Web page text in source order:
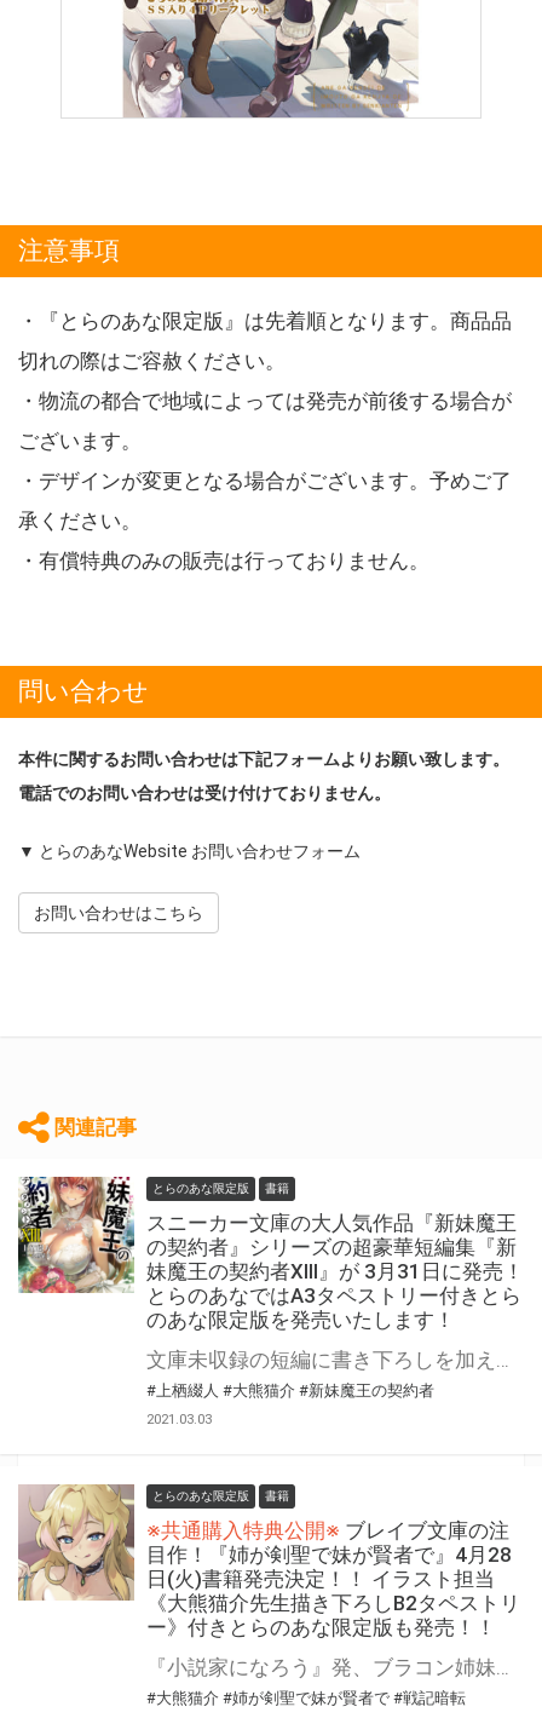
注意事項
・『とらのあな限定版』は先着順となります。商品品
切れの際はご容赦ください。
・物流の都合で地域によっては発売が前後する場合が
ございます。
・デザインが変更となる場合がございます。予めご了
承ください。
・有償特典のみの販売は行っておりません。
問い合わせ
本件に関するお問い合わせは下記フォームよりお願い致します。
電話でのお問い合わせは受け付けておりません。
▼ とらのあなWebsite お問い合わせフォーム
お問い合わせはこちら
関連記事
とらのあな限定版 書籍
スニーカー文庫の大人気作品『新妹魔王
の契約者』シリーズの超豪華短編集『新
妹魔王の契約者XIII』が 3月31日に発売！
とらのあなではA3タペストリー付きとら
のあな限定版を発売いたします！
文庫未収録の短編に書き下ろしを加えた、新妹ファン垂涎の短編集! スニーカー文庫の大人気作品『新妹魔王の契約者』シリーズの超豪華短編集『新妹魔王の契約者XIII』が3月31日に発売！ とらのあなでは発売を記念して口絵イラストを使用したA3タペストリー付きの限定版を発売いたします。 とらのあな限定版の数は限られていますので是非お早めにお求めください！
#上栖綴人 #大熊猫介 #新妹魔王の契約者
2021.03.03
とらのあな限定版 書籍
※共通購入特典公開※ ブレイブ文庫の注
目作！『姉が剣聖で妹が賢者で』4月28
日(火)書籍発売決定！！ イラスト担当
《大熊猫介先生描き下ろしB2タペストリ
ー》付きとらのあな限定版も発売！！
『小説家になろう』発、ブラコン姉妹ハーレム冒険ファンタジーが一二三書房・ブレイブ文庫より書籍化決定！ とらのあなでは本作の発売を記念して、 イラスト担当の人気絵師・大熊猫介先生による幼馴染のお姉ちゃんヒロイン “レイフェルト”を描き下ろしイラストでタペストリー化した 《大熊猫介先生描き下ろしB2タペストリー》付きとらのあな限定版をご用意しました！！ お買い逃がしのないよう、是非お求めください！
#大熊猫介 #姉が剣聖で妹が賢者で #戦記暗転